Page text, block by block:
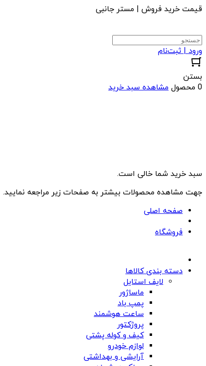
قیمت خرید فروش | مستر جانبی
ورود | ثبت‌نام
بستن
0 محصول
مشاهده سبد خرید
سبد خرید شما خالی است.
جهت مشاهده محصولات بیشتر به صفحات زیر مراجعه نمایید.
صفحه اصلی
فروشگاه
دسته بندی کالاها
لایف استایل
ماساژور
پمپ باد
ساعت هوشمند
پروژکتور
کیف و کوله پشتی
لوازم خودرو
آرایشی و بهداشتی